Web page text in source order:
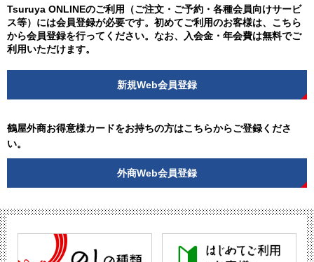
Tsuruya ONLINEのご利用（ご注文・ご予約・各種会員向けサービ
ス等）には会員登録が必要です。初めてご利用のお客様は、こちら
から会員登録を行ってください。なお、入会金・年会費は無料でご
利用いただけます。
新規Web会員登録
鶴屋外商お得意様カードをお持ちの方はこちらからご登録くださ
い。
外商Web会員登録